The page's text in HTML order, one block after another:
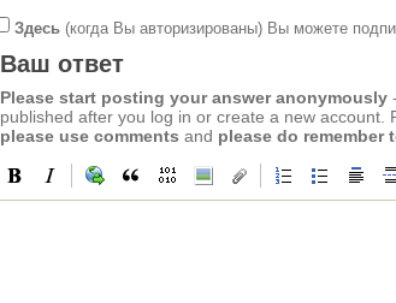
Здесь (когда Вы авторизированы) Вы можете
Ваш ответ
Please start posting your answer anonymously
published after you log in or create a new account.
please use comments and please do remember